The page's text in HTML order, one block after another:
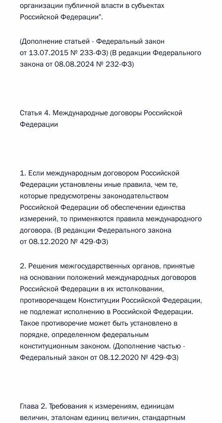
организации публичной власти в субъектах
Российской Федерации".
(Дополнение статьей - Федеральный закон
от 13.07.2015 № 233-ФЗ) (В редакции Федерального
закона от 08.08.2024 № 232-ФЗ)
Статья 4. Международные договоры Российской
Федерации
1. Если международным договором Российской
Федерации установлены иные правила, чем те,
которые предусмотрены законодательством
Российской Федерации об обеспечении единства
измерений, то применяются правила международного
договора. (В редакции Федерального закона
от 08.12.2020 № 429-ФЗ)
2. Решения межгосударственных органов, принятые
на основании положений международных договоров
Российской Федерации в их истолковании,
противоречащем Конституции Российской Федерации,
не подлежат исполнению в Российской Федерации.
Такое противоречие может быть установлено в
порядке, определенном федеральным
конституционным законом. (Дополнение частью -
Федеральный закон от 08.12.2020 № 429-ФЗ)
Глава 2. Требования к измерениям, единицам
величин, эталонам единиц величин, стандартным